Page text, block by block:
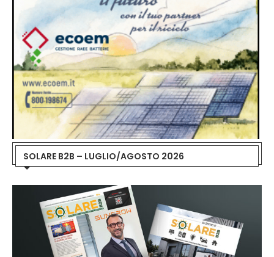
SOLARE B2B – LUGLIO/AGOSTO 2026